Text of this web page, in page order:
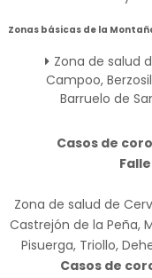
Zonas básicas de la
Zona de salud
Campoo,
Barruelo de
Casos de
Zona de salud de
Castrejón de la Peña,
Pisuerga, Triollo,
Casos de